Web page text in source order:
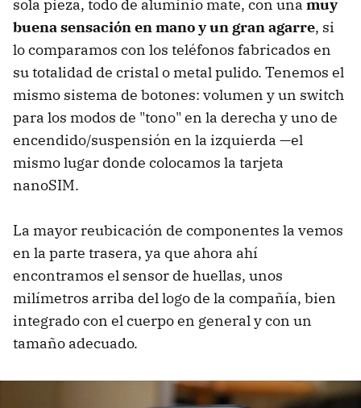
sola pieza, todo de aluminio mate, con una muy
buena sensación en mano y un gran agarre, si
lo comparamos con los teléfonos fabricados en
su totalidad de cristal o metal pulido. Tenemos el
mismo sistema de botones: volumen y un switch
para los modos de "tono" en la derecha y uno de
encendido/suspensión en la izquierda —el
mismo lugar donde colocamos la tarjeta
nanoSIM.
La mayor reubicación de componentes la vemos
en la parte trasera, ya que ahora ahí
encontramos el sensor de huellas, unos
milímetros arriba del logo de la compañía, bien
integrado con el cuerpo en general y con un
tamaño adecuado.